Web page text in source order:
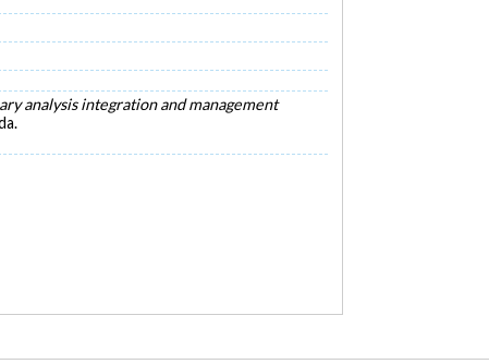
analysis integration and management